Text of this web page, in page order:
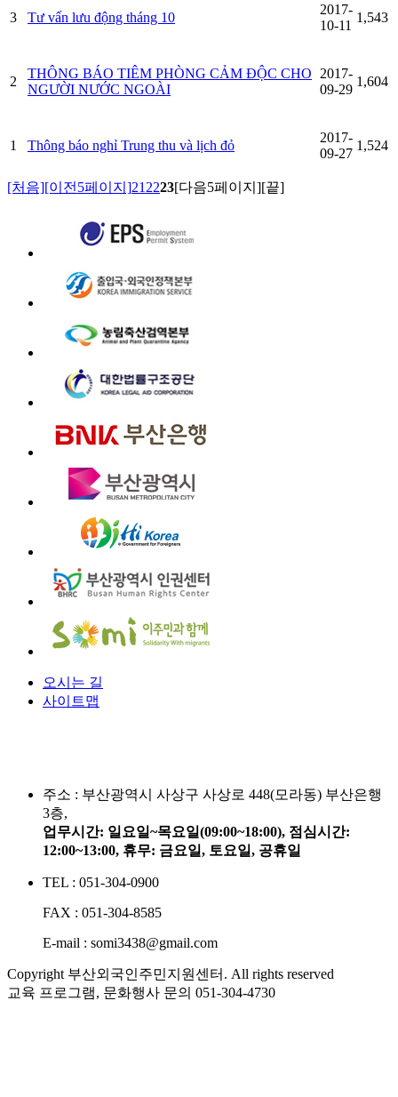
3 Tư vấn lưu động tháng 10
2017-
10-11
1,543
2
THÔNG BÁO TIÊM PHÒNG CẢM ĐỘC CHO
NGƯỜI NƯỚC NGOÀI
2017-
09-29
1,604
1 Thông báo nghỉ Trung thu và lịch đỏ
2017-
09-27
1,524
[처음][이전5페이지]21 2223[다음5페이지][끝]
오시는 길
사이트맵
주소 : 부산광역시 사상구 사상로 448(모라동) 부산은행
3층,
업무시간: 일요일~목요일(09:00~18:00), 점심시간:
12:00~13:00, 휴무: 금요일, 토요일, 공휴일
TEL : 051-304-0900
FAX : 051-304-8585
E-mail : somi3438@gmail.com
Copyright 부산외국인주민지원센터. All rights reserved
교육 프로그램, 문화행사 문의 051-304-4730